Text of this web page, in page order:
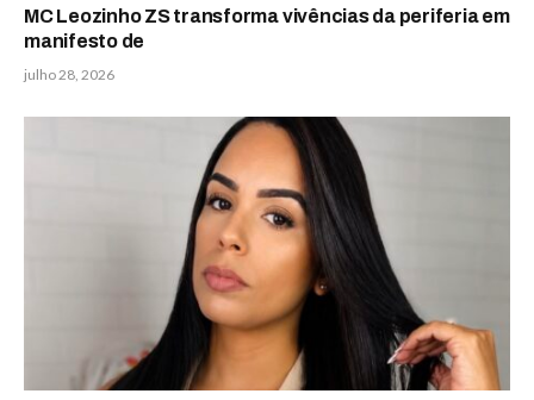
MC Leozinho ZS transforma vivências da periferia em
manifesto de
julho 28, 2026